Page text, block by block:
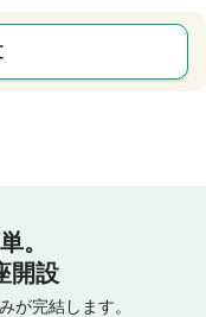
。
開設
が完結します。